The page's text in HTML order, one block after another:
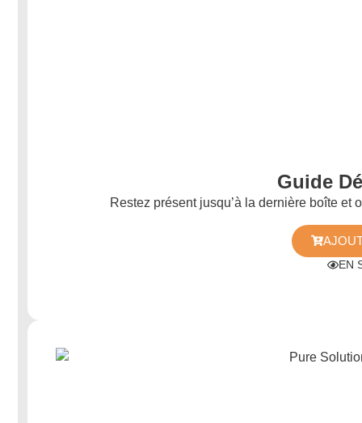
Guide
Restez présent jusqu’à la dernière boîte et
EN